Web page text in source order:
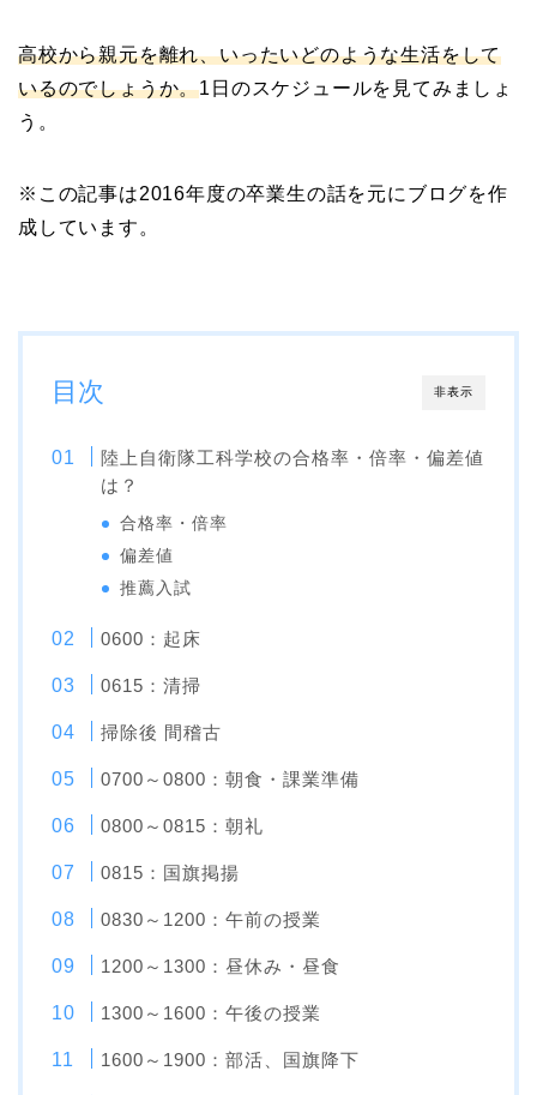
高校から親元を離れ、いったいどのような生活をして
いるのでしょうか。1日のスケジュールを見てみましょ
う。
※この記事は2016年度の卒業生の話を元にブログを作
成しています。
非表示
目次
陸上自衛隊工科学校の合格率・倍率・偏差値
は？
合格率・倍率
偏差値
推薦入試
0600：起床
0615：清掃
掃除後 間稽古
0700～0800：朝食・課業準備
0800～0815：朝礼
0815：国旗掲揚
0830～1200：午前の授業
1200～1300：昼休み・昼食
1300～1600：午後の授業
1600～1900：部活、国旗降下